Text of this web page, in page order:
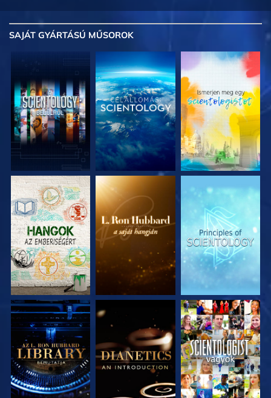
SAJÁT GYÁRTÁSÚ MŰSOROK
A SOROZAT
RÉSZEI
A SOROZAT
RÉSZEI
A SOROZAT
RÉSZEI
A SOROZAT
RÉSZEI
A SOROZAT
RÉSZEI
MŰSORNÉZÉS